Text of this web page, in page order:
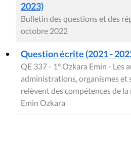
2023)
Bulletin des questions et des
octobre 2022
Question écrite (2021 -
QE 337 - 1° Ozkara Emin - Les
administrations, organismes et
relèvent des compétences de
Emin Ozkara